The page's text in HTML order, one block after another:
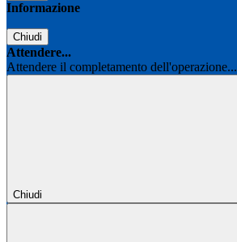
Informazione
Chiudi
Attendere...
Attendere il completamento dell'operazione...
Chiudi